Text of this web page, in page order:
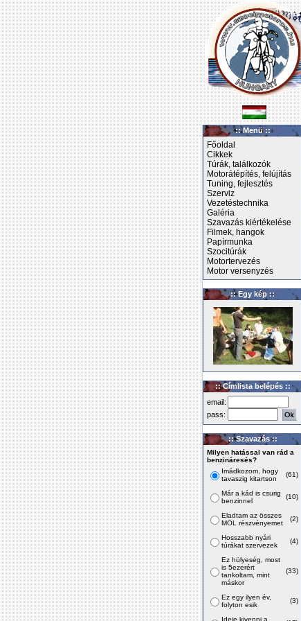
:: Menü ::
Főoldal
Cikkek
Túrák, találkozók
Motorátépítés, felújítás
Tuning, fejlesztés
Szerviz
Vezetéstechnika
Galéria
Szavazás kiértékelése
Filmek, hangok
Papírmunka
Szocitúrák
Motortervezés
Motor versenyzés
:: Egy kép ::
:: Címlista belépés ::
email:
pass:
:: Szavazás ::
Milyen hatással van rád a
benzináresés?
Imádkozom, hogy
tavaszig kitartson
(61)
Már a kád is csurig
benzinnel
(10)
Eladtam az összes
MOL részvényemet
(2)
Hosszabb nyári
túrákat szervezek
(4)
Ez hülyeség, most
is 5ezerért
tankoltam, mint
máskor
(33)
Ez egy ilyen év,
folyton esik
(3)
Ideje kivenni a